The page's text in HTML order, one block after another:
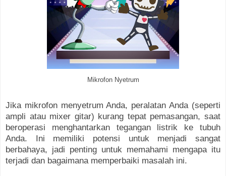
Mikrofon Nyetrum
Jika mikrofon menyetrum Anda, peralatan Anda (seperti
ampli atau mixer gitar) kurang tepat pemasangan, saat
beroperasi menghantarkan tegangan listrik ke tubuh
Anda. Ini memiliki potensi untuk menjadi sangat
berbahaya, jadi penting untuk memahami mengapa itu
terjadi dan bagaimana memperbaiki masalah ini.